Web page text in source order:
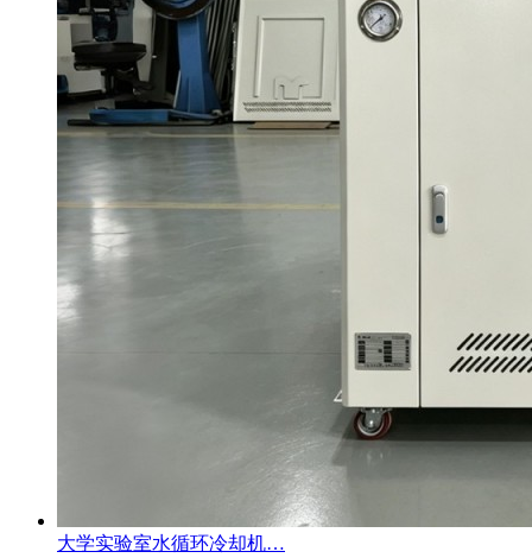
大学实验室水循环冷却机…